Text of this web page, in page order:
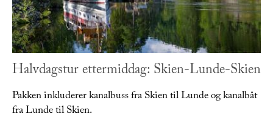
Halvdagstur ettermiddag: Skien-Lunde-Skien
Pakken inkluderer kanalbuss fra Skien til Lunde og kanalbåt
fra Lunde til Skien.